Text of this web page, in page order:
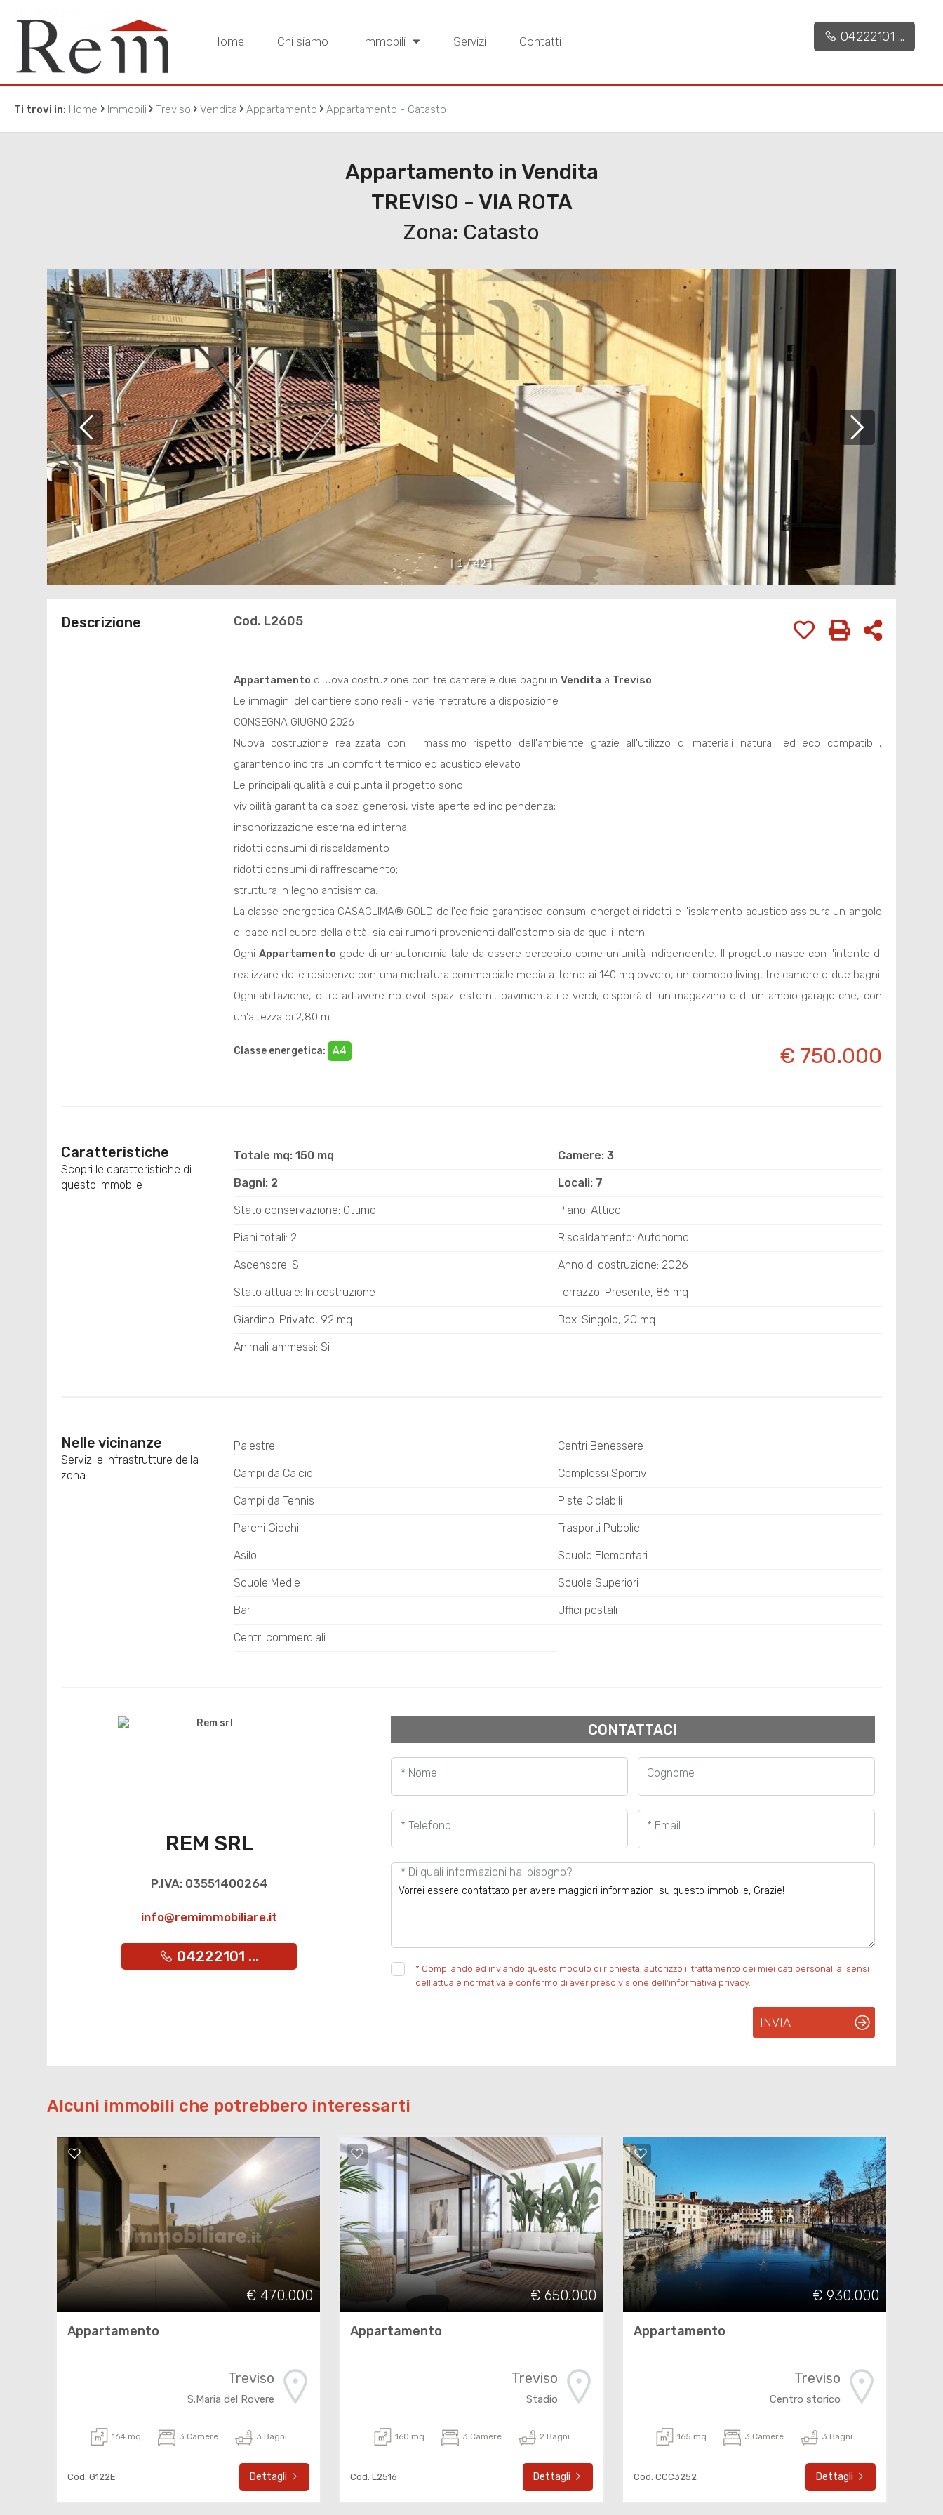
Home Chi siamo Immobili Servizi Contatti 04222101 ...
Ti trovi in: Home › Immobili › Treviso › Vendita › Appartamento › Appartamento - Catasto
Appartamento in Vendita
TREVISO - VIA ROTA
Zona: Catasto
1 / 42 ]
Descrizione Cod. L2605
Appartamento di uova costruzione con tre camere e due bagni in Vendita a Treviso.
Le immagini del cantiere sono reali - varie metrature a disposizione
CONSEGNA GIUGNO 2026
Nuova costruzione realizzata con il massimo rispetto dell'ambiente grazie all'utilizzo di materiali naturali ed eco compatibili,
garantendo inoltre un comfort termico ed acustico elevato
Le principali qualità a cui punta il progetto sono:
vivibilità garantita da spazi generosi, viste aperte ed indipendenza;
insonorizzazione esterna ed interna;
ridotti consumi di riscaldamento
ridotti consumi di raffrescamento;
struttura in legno antisismica.
La classe energetica CASACLIMA® GOLD dell'edificio garantisce consumi energetici ridotti e l'isolamento acustico assicura un angolo
di pace nel cuore della città, sia dai rumori provenienti dall'esterno sia da quelli interni.
Ogni Appartamento gode di un'autonomia tale da essere percepito come un'unità indipendente. Il progetto nasce con l'intento di
realizzare delle residenze con una metratura commerciale media attorno ai 140 mq ovvero, un comodo living, tre camere e due bagni.
Ogni abitazione, oltre ad avere notevoli spazi esterni, pavimentati e verdi, disporrà di un magazzino e di un ampio garage che, con
un'altezza di 2,80 m.
Classe energetica: A4 € 750.000
Caratteristiche
Scopri le caratteristiche di
questo immobile
Totale mq: 150 mq Camere: 3
Bagni: 2 Locali: 7
Stato conservazione: Ottimo Piano: Attico
Piani totali: 2 Riscaldamento: Autonomo
Ascensore: Si Anno di costruzione: 2026
Stato attuale: In costruzione Terrazzo: Presente, 86 mq
Giardino: Privato, 92 mq Box: Singolo, 20 mq
Animali ammessi: Si
Nelle vicinanze
Servizi e infrastrutture della
zona
Palestre Centri Benessere
Campi da Calcio Complessi Sportivi
Campi da Tennis Piste Ciclabili
Parchi Giochi Trasporti Pubblici
Asilo Scuole Elementari
Scuole Medie Scuole Superiori
Bar Uffici postali
Centri commerciali
REM SRL
P.IVA: 03551400264
info@remimmobiliare.it
04222101 ...
CONTATTACI
* Nome Cognome
* Telefono * Email
* Di quali informazioni hai bisogno?
* Compilando ed inviando questo modulo di richiesta, autorizzo il trattamento dei miei dati personali ai sensi
dell'attuale normativa e confermo di aver preso visione dell'informativa privacy.
INVIA
Alcuni immobili che potrebbero interessarti
€ 470.000
Appartamento
Treviso
S.Maria del Rovere
164 mq 3 Camere 3 Bagni
Cod. G122E Dettagli
€ 650.000
Appartamento
Treviso
Stadio
160 mq 3 Camere 2 Bagni
Cod. L2516 Dettagli
€ 930.000
Appartamento
Treviso
Centro storico
165 mq 3 Camere 3 Bagni
Cod. CCC3252 Dettagli